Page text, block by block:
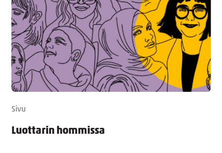
Sivu
Luottarin hommissa